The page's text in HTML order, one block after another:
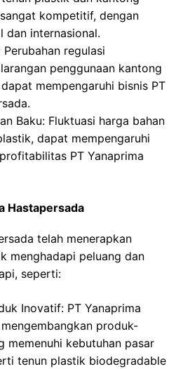
kompetitif, dengan
dan internasional.
Perubahan regulasi
penggunaan kantong
mempengaruhi bisnis PT
Baku: Fluktuasi harga bahan
dapat mempengaruhi
PT Yanaprima
Hastapersada
telah menerapkan
menghadapi peluang dan
seperti:
Inovatif: PT Yanaprima
produk-
memenuhi kebutuhan pasar
tenun plastik biodegradable